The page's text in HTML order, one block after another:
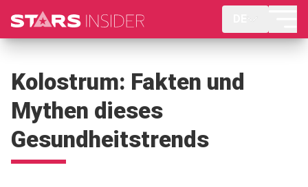
Kolostrum: Fakten und
Mythen dieses
Gesundheitstrends